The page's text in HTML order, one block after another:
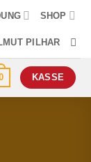
SHOP
PILHAR
KASSE